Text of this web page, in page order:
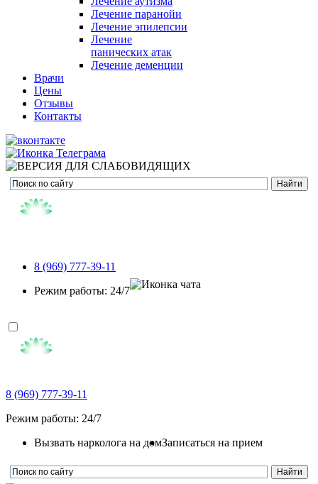
Лечение паранойи
Лечение эпилепсии
Лечение
панических атак
Лечение деменции
Врачи
Цены
Отзывы
Контакты
8 (969) 777-39-11
Режим работы: 24/7
8 (969) 777-39-11
Режим работы: 24/7
Вызвать нарколога на домЗаписаться на прием